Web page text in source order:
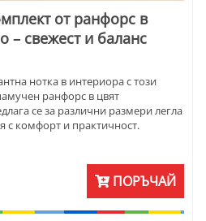
от ранфорс в
– свежест и баланс
нотка в интериора с този
ранфорс в цвят
се за различни размери легла
с комфорт и практичност.
ПОРЪЧАЙ